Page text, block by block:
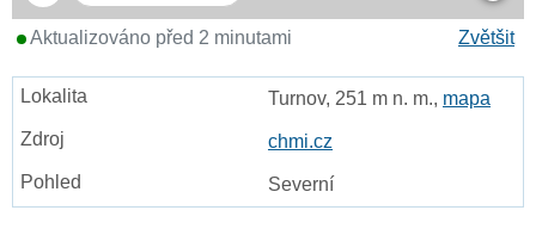
Zvětšit
Aktualizováno před 2 minutami
Turnov, 251 m n. m., mapa
chmi.cz
Severní